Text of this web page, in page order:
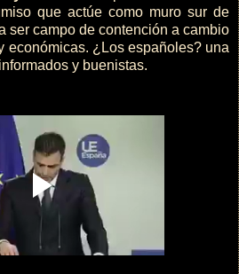
que actúe como muro sur de
ser campo de contención a cambio
económicas. ¿Los españoles? una
y buenistas.